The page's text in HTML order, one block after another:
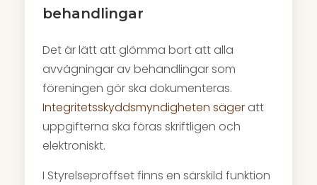
behandlingar
Det är lätt att glömma bort att alla
avvägningar av behandlingar som
föreningen gör ska dokumenteras.
Integritetsskyddsmyndigheten säger att
uppgifterna ska föras skriftligen och
elektroniskt.
I Styrelseproffset finns en särskild funktion